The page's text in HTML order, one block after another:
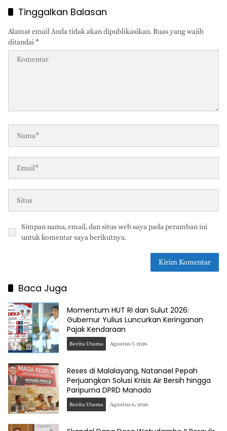
Tinggalkan Balasan
Alamat email Anda tidak akan dipublikasikan.Ruas yang wajib
ditandai *
Simpan nama, email, dan situs web saya pada peramban ini
untuk komentar saya berikutnya.
Baca Juga
Momentum HUT RI dan Sulut 2026:
Gubernur Yulius Luncurkan Keringanan
Pajak Kendaraan
Berita Utama Agustus 7, 2026
Reses di Malalayang, Natanael Pepah
Perjuangkan Solusi Krisis Air Bersih hingga
Paripurna DPRD Manado
Berita Utama Agustus 6, 2026